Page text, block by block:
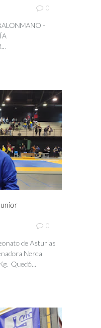
0
-
0
de Asturias
Nerea
Quedó...